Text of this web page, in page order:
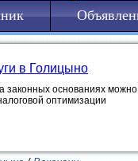
в Голицыно
законных основаниях
оптимизации